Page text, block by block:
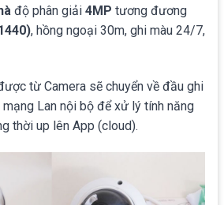
độ phân giải 4MP tương đương
, hồng ngoại 30m, ghi màu 24/7,
từ Camera sẽ chuyển về đầu ghi
Lan nội bộ để xử lý tính năng
thời up lên App (cloud).